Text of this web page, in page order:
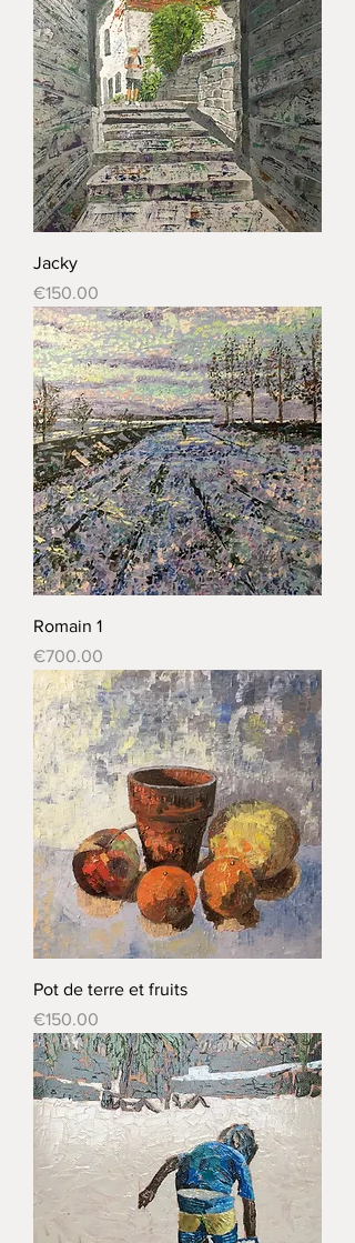
Jacky
Price
€150.00
Romain 1
Price
€700.00
Pot de terre et fruits
Price
€150.00